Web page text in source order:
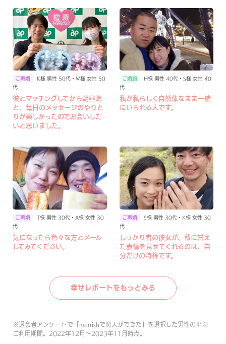
K様 男性 50代・M様 女性 50
代
彼とマッチングしてから朝昼晩
と、毎日のメッセージのやりと
りが楽しかったのでお会いした
いと思いました。
H様 男性 40代・S様 女性 40
代
私が私らしく自然体なまま一緒
にいられる人です。
T様 男性 30代・A様 女性 30
代
気になったら色々な方とメール
してみてください。
S様 男性 30代・K様 女性 30
代
しっかり者の彼女が、私に甘え
た表情を見せてくれるのは、自
分だけの特権です。
幸せレポートをもっとみる
※退会者アンケートで「marrishで恋人ができた」を選択した男性の平均
ご利用期間。2022年12月〜2023年11月時点。